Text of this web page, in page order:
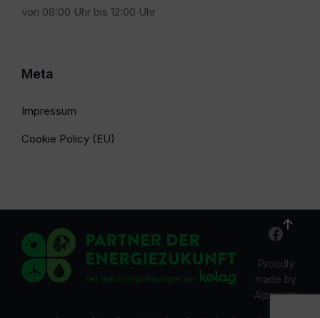
von 08:00 Uhr bis 12:00 Uhr
Meta
Impressum
Cookie Policy (EU)
Proudly
made by
Alpsware